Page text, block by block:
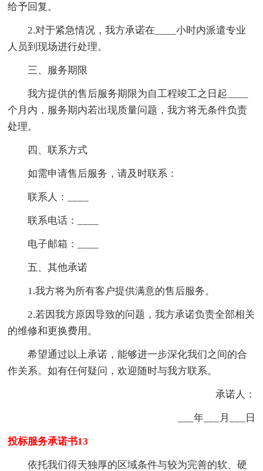
给予回复。
2.对于紧急情况，我方承诺在____小时内派遣专业
人员到现场进行处理。
三、服务期限
我方提供的售后服务期限为自工程竣工之日起____
个月内，服务期内若出现质量问题，我方将无条件负责
处理。
四、联系方式
如需申请售后服务，请及时联系：
联系人：____
联系电话：____
电子邮箱：____
五、其他承诺
1.我方将为所有客户提供满意的售后服务。
2.若因我方原因导致的问题，我方承诺负责全部相关
的维修和更换费用。
希望通过以上承诺，能够进一步深化我们之间的合
作关系。如有任何疑问，欢迎随时与我方联系。
承诺人：
___年___月___日
投标服务承诺书13
依托我们得天独厚的区域条件与较为完善的软、硬